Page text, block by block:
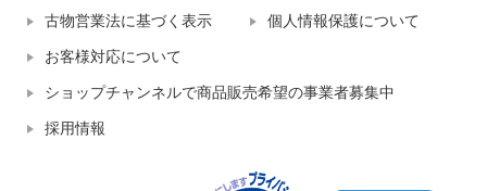
古物営業法に基づく表示 個人情報保護について
お客様対応について
ショップチャンネルで商品販売希望の事業者募集中
採用情報